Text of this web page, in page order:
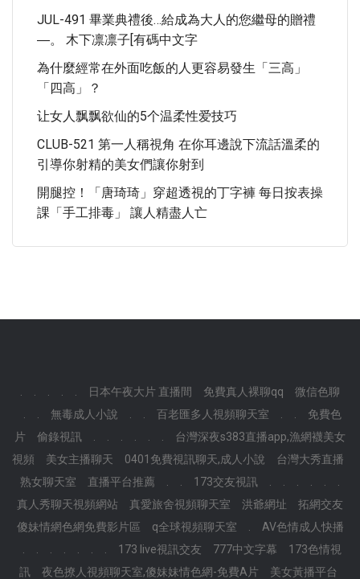
JUL-491 畢業典禮後…給成為大人的您繼母的贈禮
―。 木下凛凛子[有碼中文字
為什麼經常在外面吃飯的人更容易發生「三高」
「四高」？
让女人飘飘欲仙的5个温柔性爱技巧
CLUB-521 第一人稱視角 在你耳邊說下流話溫柔的
引導你射精的美女們讓你射到
開腿控！「唐琦琦」穿超透視的丁字褲 每日按表操
課「手工排毒」 讓人精盡人亡
日本午夜大片 直播間 免費真人裸聊qq
微信色聊
無毒成人小說 百老匯多人視頻聊天室
免費色
片
偷錄視訊
台灣深夜s383直播app,漁網襪美女
視頻
美女主播聊天 0401免費視訊聊天,成人小說
台灣大秀直播
熟女聊天室
直播平台推薦 173交友視訊
真人秀聊天視頻網站
真愛旅舍視頻聊天室 洪爺網址
拓網交友
傻妹情網色網免費影片區
q全球視頻聊天室
AV色情成人快播
173 live視訊交友 777中文字幕
173色情視
訊
夜色撩人視頻聊天室,傻妹妹情色網-免費A片 美女黃播平台